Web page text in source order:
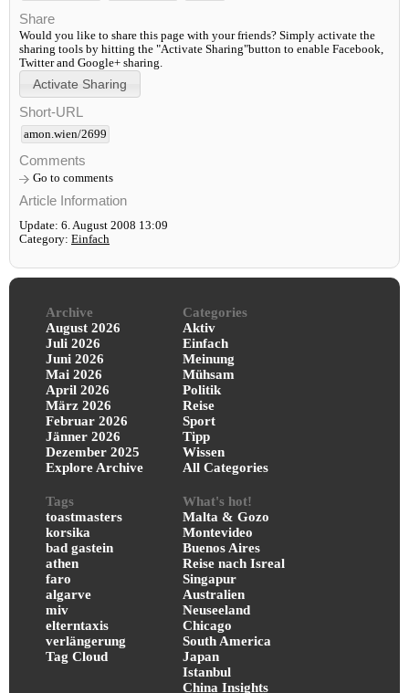
Share
Would you like to share this page with your friends? Simply activate the
sharing tools by hitting the "Activate Sharing"button to enable Facebook,
Twitter and Google+ sharing.
Short-URL
amon.wien/2699
Comments
Go to comments
Article Information
Update: 6. August 2008 13:09
Category: Einfach
Archive
August 2026
Juli 2026
Juni 2026
Mai 2026
April 2026
März 2026
Februar 2026
Jänner 2026
Dezember 2025
Explore Archive
Categories
Aktiv
Einfach
Meinung
Mühsam
Politik
Reise
Sport
Tipp
Wissen
All Categories
Tags
toastmasters
korsika
bad gastein
athen
faro
algarve
miv
elterntaxis
verlängerung
Tag Cloud
What's hot!
Malta & Gozo
Montevideo
Buenos Aires
Reise nach Isreal
Singapur
Australien
Neuseeland
Chicago
South America
Japan
Istanbul
China Insights